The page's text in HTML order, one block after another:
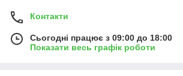
Контакти
Сьогодні працює з 09:00 до 18:00
Показати весь графік роботи